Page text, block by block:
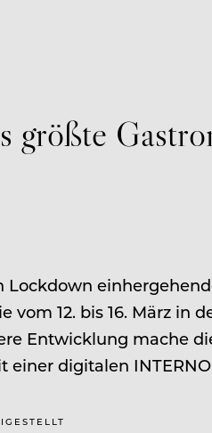
vom 12. bis 16. März in
Entwicklung mache
digitalen